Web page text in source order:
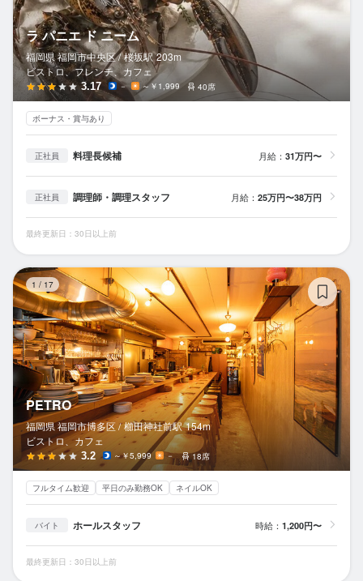
ラ パニエ ド ニーム
福岡県 福岡市中央区 / 桜坂駅 203m
ビストロ、フレンチ、カフェ
3.17 － ～￥1,999 40席
ボーナス・賞与あり
正社員 料理長候補 月給： 31万円〜
正社員 調理師・調理スタッフ 月給： 25万円〜38万円
最終更新日：30日以上前
1 / 17
PETRO
福岡県 福岡市博多区 / 櫛田神社前駅 154m
ビストロ、カフェ
3.2 ～￥5,999 － 18席
フルタイム歓迎 平日のみ勤務OK ネイルOK
バイト ホールスタッフ 時給： 1,200円〜
最終更新日：30日以上前